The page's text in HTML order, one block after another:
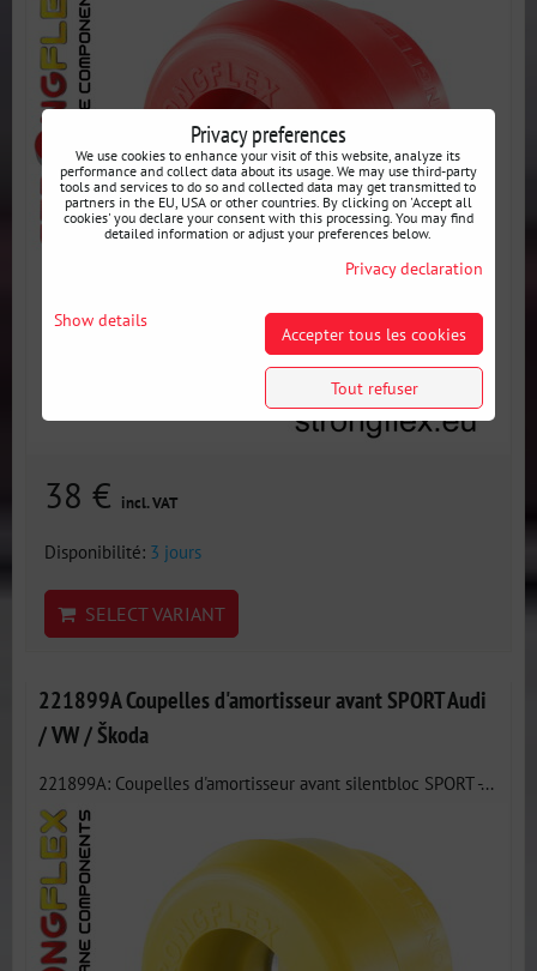
38 € incl. VAT
Disponibilité: 3 jours
SELECT VARIANT
221899A Coupelles d'amortisseur avant SPORT Audi
/ VW / Škoda
221899A: Coupelles d'amortisseur avant silentbloc SPORT -...
Privacy preferences
We use cookies to enhance your visit of this website, analyze its
performance and collect data about its usage. We may use third-party
tools and services to do so and collected data may get transmitted to
partners in the EU, USA or other countries. By clicking on 'Accept all
cookies' you declare your consent with this processing. You may find
detailed information or adjust your preferences below.
Privacy declaration
Show details
Accepter tous les cookies
Tout refuser